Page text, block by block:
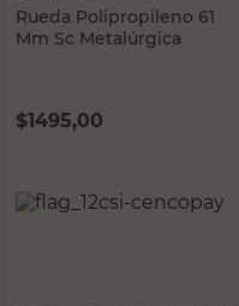
Rueda Polipropileno 61
Mm Sc Metalúrgica
$1495,00